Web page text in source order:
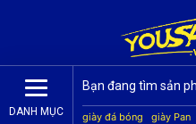
DANH MỤC giày đá bóng giày Pan